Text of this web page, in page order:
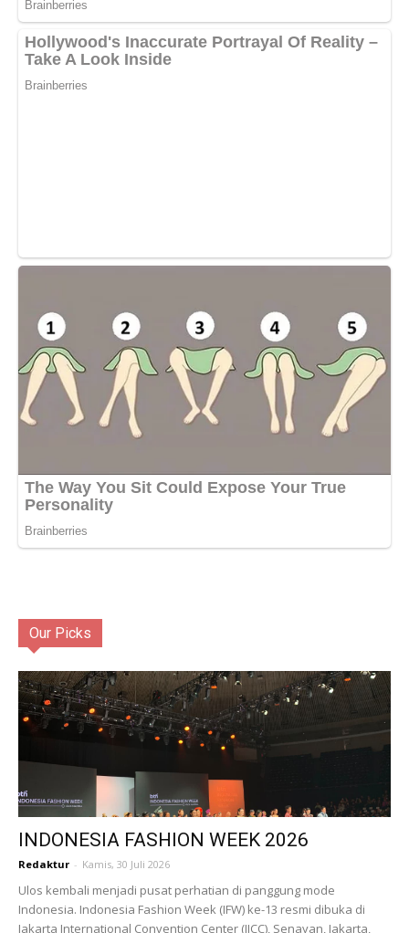
Our Picks
INDONESIA FASHION WEEK 2026
Redaktur - Kamis, 30 Juli 2026
Ulos kembali menjadi pusat perhatian di panggung mode
Indonesia. Indonesia Fashion Week (IFW) ke-13 resmi dibuka di
Jakarta International Convention Center (JICC), Senayan, Jakarta,